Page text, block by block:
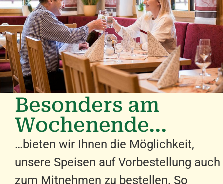
Besonders am
Wochenende...
…bieten wir Ihnen die Möglichkeit,
unsere Speisen auf Vorbestellung auch
zum Mitnehmen zu bestellen. So